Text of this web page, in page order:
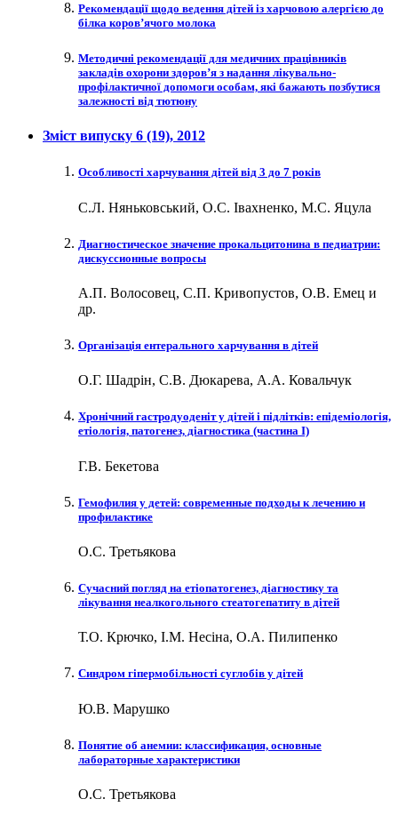
Рекомендації щодо ведення дітей із харчовою алергією до
білка коров’ячого молока
Методичні рекомендації для медичних працівників
закладів охорони здоров’я з надання лікувально-
профілактичної допомоги особам, які бажають позбутися
залежності від тютюну
Зміст випуску 6 (19), 2012
Особливості харчування дітей від 3 до 7 років
С.Л. Няньковський, О.С. Івахненко, М.С. Яцула
Диагностическое значение прокальцитонина в педиатрии:
дискуссионные вопросы
А.П. Волосовец, С.П. Кривопустов, О.В. Емец и
др.
Організація ентерального харчування в дітей
О.Г. Шадрін, С.В. Дюкарева, А.А. Ковальчук
Хронічний гастродуоденіт у дітей і підлітків: епідеміологія,
етіологія, патогенез, діагностика (частина І)
Г.В. Бекетова
Гемофилия у детей: современные подходы к лечению и
профилактике
О.С. Третьякова
Cучасний погляд на етіопатогенез, діагностику та
лікування неалкогольного стеатогепатиту в дітей
Т.О. Крючко, І.М. Несіна, О.А. Пилипенко
Синдром гіпермобільності суглобів у дітей
Ю.В. Марушко
Понятие об анемии: классификация, основные
лабораторные характеристики
О.С. Третьякова